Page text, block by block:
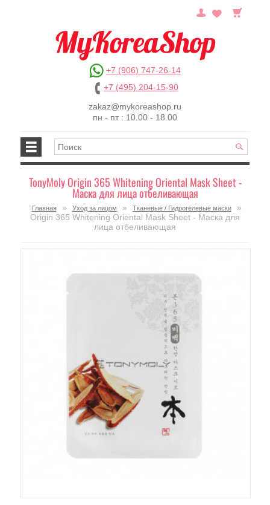
+7 (906) 747-26-14
+7 (495) 204-15-90
zakaz@mykoreashop.ru
пн - пт : 10.00 - 18.00
TonyMoly Origin 365 Whitening Oriental Mask Sheet -
Маска для лица отбеливающая
Главная » Уход за лицом » Тканевые / Гидрогелевые маски
»
Origin 365 Whitening Oriental Mask Sheet - Маска для
лица отбеливающая